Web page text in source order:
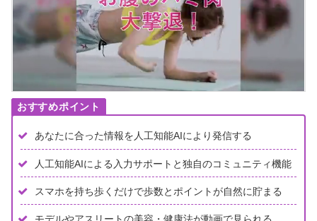
あなたに合った情報を人工知能AIにより発信する
人工知能AIによる入力サポートと独自のコミュニティ機能
スマホを持ち歩くだけで歩数とポイントが自然に貯まる